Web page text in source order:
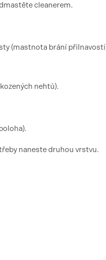
cleanerem.
(mastnota brání
nehtů).
naneste druhou vrstvu.